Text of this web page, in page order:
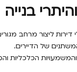
בנייה​
ליצור מרחב מגורים
של הדיירים.
הכלכליות